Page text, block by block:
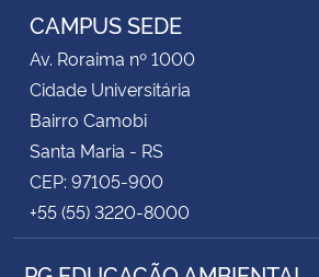
CAMPUS SEDE
Av. Roraima nº 1000
Cidade Universitária
Bairro Camobi
Santa Maria - RS
CEP: 97105-900
+55 (55) 3220-8000